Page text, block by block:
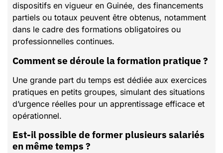
dispositifs en vigueur en Guinée, des financements
partiels ou totaux peuvent être obtenus, notamment
dans le cadre des formations obligatoires ou
professionnelles continues.
Comment se déroule la formation pratique ?
Une grande part du temps est dédiée aux exercices
pratiques en petits groupes, simulant des situations
d’urgence réelles pour un apprentissage efficace et
opérationnel.
Est-il possible de former plusieurs salariés
en même temps ?